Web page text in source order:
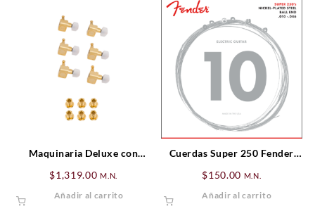
Maquinaria Deluxe con
(6)
$1,319.00 M.N.
Añadir al carrito
Cuerdas Super 250 Fender
Gauges .010-.046
$150.00 M.N.
Añadir al carrito